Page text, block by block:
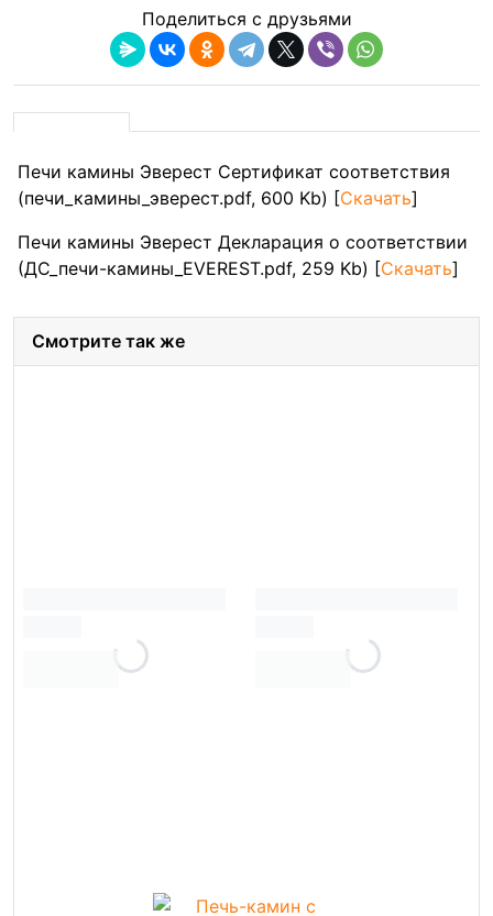
Поделиться с друзьями
Печи камины Эверест Сертификат соответствия
(печи_камины_эверест.pdf, 600 Kb) [Скачать]
Печи камины Эверест Декларация о соответствии
(ДС_печи-камины_EVEREST.pdf, 259 Kb) [Скачать]
Смотрите так же